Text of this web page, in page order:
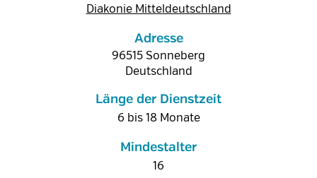
Diakonie Mitteldeutschland
Adresse
96515 Sonneberg
Deutschland
Länge der Dienstzeit
6 bis 18 Monate
Mindestalter
16